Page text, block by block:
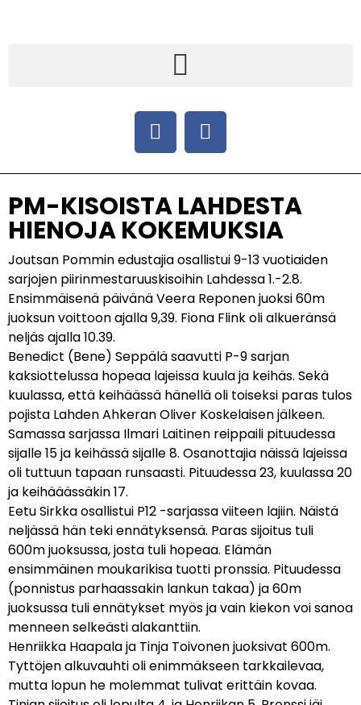
PM-KISOISTA LAHDESTA
HIENOJA KOKEMUKSIA
Joutsan Pommin edustajia osallistui 9-13 vuotiaiden
sarjojen piirinmestaruuskisoihin Lahdessa 1.-2.8.
Ensimmäisenä päivänä Veera Reponen juoksi 60m
juoksun voittoon ajalla 9,39. Fiona Flink oli alkueränsä
neljäs ajalla 10.39.
Benedict (Bene) Seppälä saavutti P-9 sarjan
kaksiottelussa hopeaa lajeissa kuula ja keihäs. Sekä
kuulassa, että keihäässä hänellä oli toiseksi paras tulos
pojista Lahden Ahkeran Oliver Koskelaisen jälkeen.
Samassa sarjassa Ilmari Laitinen reippaili pituudessa
sijalle 15 ja keihässä sijalle 8. Osanottajia näissä lajeissa
oli tuttuun tapaan runsaasti. Pituudessa 23, kuulassa 20
ja keihääässäkin 17.
Eetu Sirkka osallistui P12 -sarjassa viiteen lajiin. Näistä
neljässä hän teki ennätyksensä. Paras sijoitus tuli
600m juoksussa, josta tuli hopeaa. Elämän
ensimmäinen moukarikisa tuotti pronssia. Pituudessa
(ponnistus parhaassakin lankun takaa) ja 60m
juoksussa tuli ennätykset myös ja vain kiekon voi sanoa
menneen selkeästi alakanttiin.
Henriikka Haapala ja Tinja Toivonen juoksivat 600m.
Tyttöjen alkuvauhti oli enimmäkseen tarkkailevaa,
mutta lopun he molemmat tulivat erittäin kovaa.